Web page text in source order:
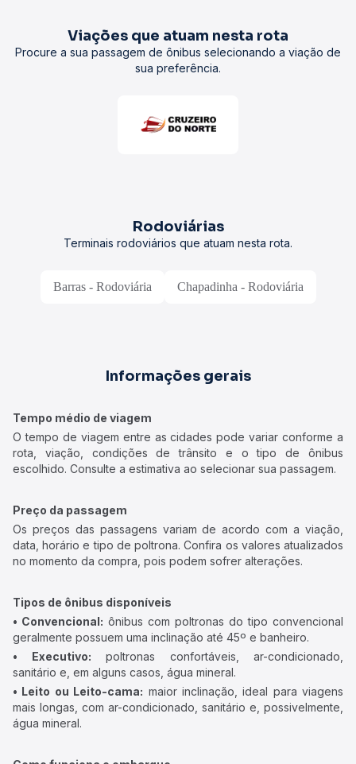
Viações que atuam nesta rota
Procure a sua passagem de ônibus selecionando a viação de
sua preferência.
Rodoviárias
Terminais rodoviários que atuam nesta rota.
Barras - Rodoviária Chapadinha - Rodoviária
Informações gerais
Tempo médio de viagem
O tempo de viagem entre as cidades pode variar conforme a
rota, viação, condições de trânsito e o tipo de ônibus
escolhido. Consulte a estimativa ao selecionar sua passagem.
Preço da passagem
Os preços das passagens variam de acordo com a viação,
data, horário e tipo de poltrona. Confira os valores atualizados
no momento da compra, pois podem sofrer alterações.
Tipos de ônibus disponíveis
• Convencional: ônibus com poltronas do tipo convencional
geralmente possuem uma inclinação até 45º e banheiro.
• Executivo: poltronas confortáveis, ar-condicionado,
sanitário e, em alguns casos, água mineral.
• Leito ou Leito-cama: maior inclinação, ideal para viagens
mais longas, com ar-condicionado, sanitário e, possivelmente,
água mineral.